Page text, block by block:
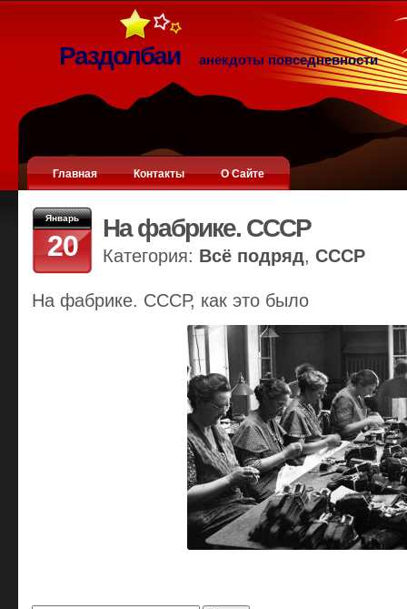
Раздолбаи анекдоты повседневности
Главная Контакты О Сайте
Январь
20
На фабрике. СССР
Категория: Всё подряд, СССР
На фабрике. СССР, как это было